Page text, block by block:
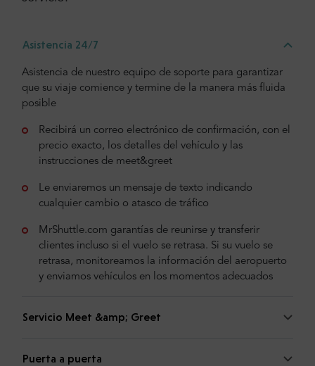
Asistencia 24/7
Asistencia de nuestro equipo de soporte para garantizar
que su viaje comience y termine de la manera más fluida
posible
Recibirá un correo electrónico de confirmación, con el
precio exacto, los detalles del vehículo y las
instrucciones de meet&greet
Le enviaremos un mensaje de texto indicando
cualquier cambio o atasco de tráfico
MrShuttle.com garantías de reunirse y transferir
clientes incluso si el vuelo se retrasa. Si su vuelo se
retrasa, monitoreamos la información del aeropuerto
y enviamos vehículos en los momentos adecuados
Servicio Meet &amp; Greet
Puerta a puerta